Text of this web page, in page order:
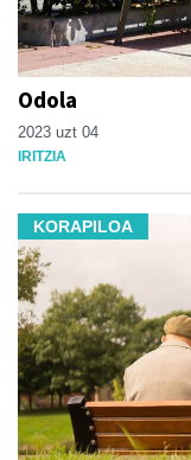
Odola
2023 uzt 04
IRITZIA
KORAPILOA